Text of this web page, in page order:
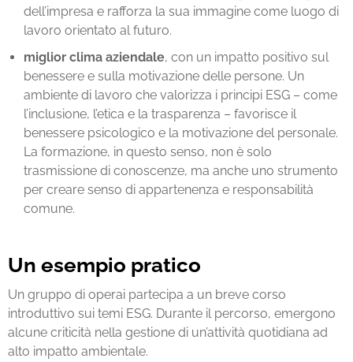
dell’impresa e rafforza la sua immagine come luogo di
lavoro orientato al futuro.
miglior clima aziendale, con un impatto positivo sul
benessere e sulla motivazione delle persone. Un
ambiente di lavoro che valorizza i principi ESG – come
l’inclusione, l’etica e la trasparenza – favorisce il
benessere psicologico e la motivazione del personale.
La formazione, in questo senso, non è solo
trasmissione di conoscenze, ma anche uno strumento
per creare senso di appartenenza e responsabilità
comune.
Un esempio pratico
Un gruppo di operai partecipa a un breve corso
introduttivo sui temi ESG. Durante il percorso, emergono
alcune criticità nella gestione di un’attività quotidiana ad
alto impatto ambientale.